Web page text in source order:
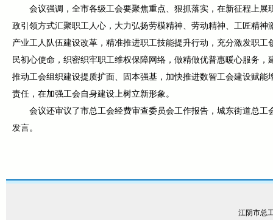
会议强调，全市各级工会要聚焦重点、狠抓落实，在新征程上
政引领方式汇聚职工人心，大力弘扬劳模精神、劳动精神、工匠精
产业工人队伍建设改革，精准推进职工技能提升行动，充分激发职
民初心使命，织密织牢职工维权保障网络，做精做优普惠暖心服务
推动工会组织建设提质扩面、固本强基，加快推进数智工会建设赋
责任，在加强工会自身建设上树立新形象。
会议还审议了市总工会经费审查委员会工作报告，城东街道总
发言。
江阴市总